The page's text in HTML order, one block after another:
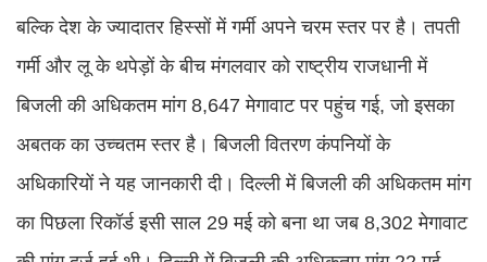
बल्कि देश के ज्यादातर हिस्सों में गर्मी अपने चरम स्तर पर है। तपती
गर्मी और लू के थपेड़ों के बीच मंगलवार को राष्ट्रीय राजधानी में
बिजली की अधिकतम मांग 8,647 मेगावाट पर पहुंच गई, जो इसका
अबतक का उच्चतम स्तर है। बिजली वितरण कंपनियों के
अधिकारियों ने यह जानकारी दी। दिल्ली में बिजली की अधिकतम मांग
का पिछला रिकॉर्ड इसी साल 29 मई को बना था जब 8,302 मेगावाट